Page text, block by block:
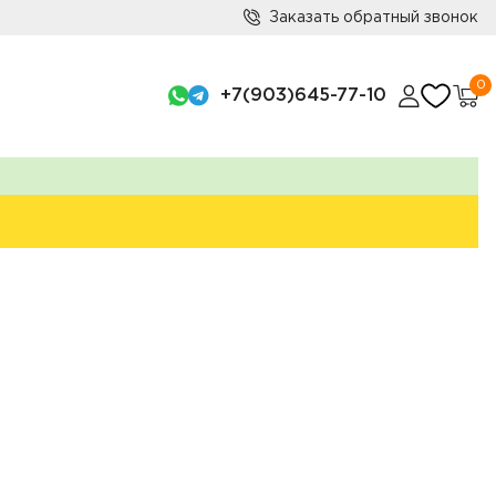
Заказать обратный звонок
+7(903)645-77-10
0